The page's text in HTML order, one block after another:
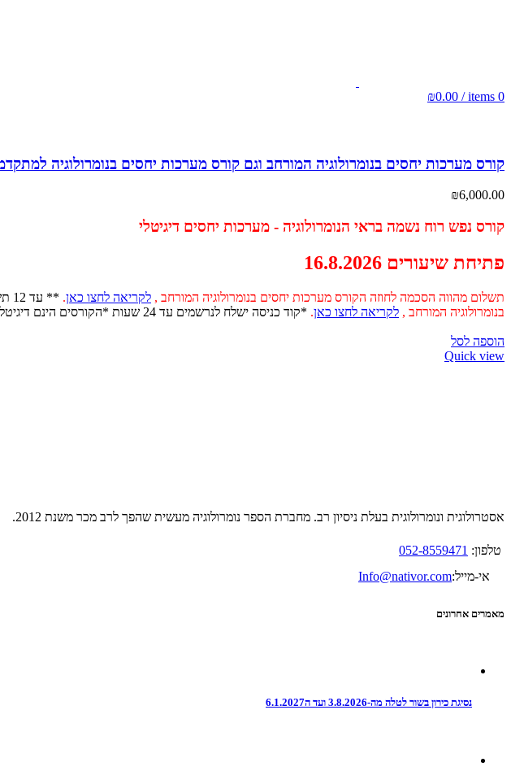
0
items
/
₪0.00
קורס מערכות יחסים בנומרולוגיה המורחב וגם קורס מערכות יחסים בנומרולוגיה
₪6,000.00
קורס נפש רוח נשמה בראי הנומרולוגיה - מערכות יחסים דיגיטלי
פתיחת שיעורים 16.8.2026
תשלום מהווה הסכמה לחוזה הקורס מערכות יחסים בנומרולוגיה המורחב , לקריאה לחצו כאן. ** עד 12 תשלומים ללא ריבית *** הקורסים יהיו פתוחים לצפייה עד 31.8.2027
בנומרולוגיה המורחב , לקריאה לחצו כאן. *קוד כניסה ישלח לנרשמים עד 24 שעות *הקורסים הינם דיגיטליים ---------------------------------------------------------------------------
הוספה לסל
Quick view
אסטרולוגית ונומרולוגית בעלת ניסיון רב. מחברת הספר נומרולוגיה מעשית שהפך לרב מכר משנת 2012.
טלפון: 052-8559471
אי-מייל:Info@nativor.com
מאמרים אחרונים
נסיגת כירון בשור לטלה מה-3.8.2026 ועד ה6.1.2027